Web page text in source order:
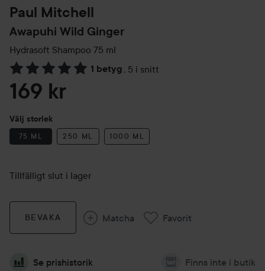
Paul Mitchell
Awapuhi Wild Ginger
Hydrasoft Shampoo 75 ml
1 betyg , 5 i snitt
Hoppa till Betyg & kommentarer
169 kr
Välj storlek
75 ML 250 ML 1000 ML
Tillfälligt slut i lager
BEVAKA Matcha Favorit
Se prishistorik Finns inte i butik